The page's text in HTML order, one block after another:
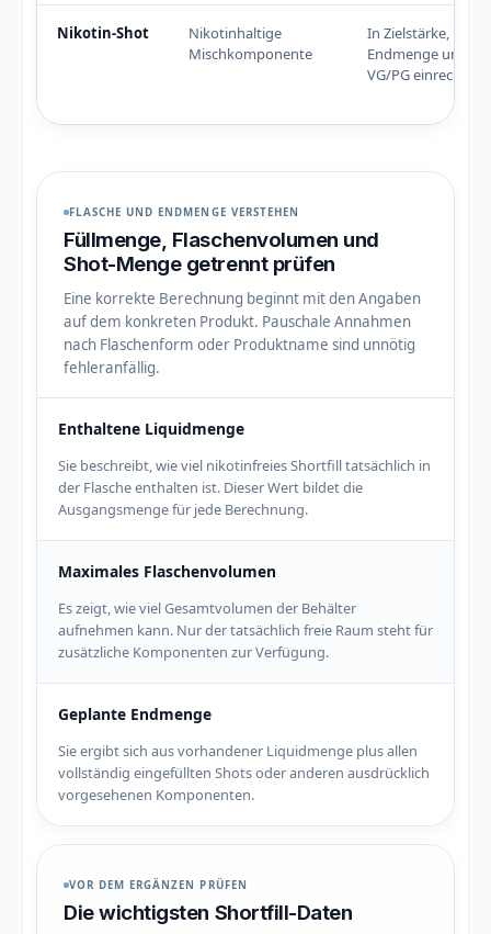
Nikotin-Shot
Nikotinhaltige
Mischkomponente
In Zielstärke,
Endmenge und
VG/PG einrechnen
FLASCHE UND ENDMENGE VERSTEHEN
Füllmenge, Flaschenvolumen und
Shot-Menge getrennt prüfen
Eine korrekte Berechnung beginnt mit den Angaben
auf dem konkreten Produkt. Pauschale Annahmen
nach Flaschenform oder Produktname sind unnötig
fehleranfällig.
Enthaltene Liquidmenge
Sie beschreibt, wie viel nikotinfreies Shortfill tatsächlich in
der Flasche enthalten ist. Dieser Wert bildet die
Ausgangsmenge für jede Berechnung.
Maximales Flaschenvolumen
Es zeigt, wie viel Gesamtvolumen der Behälter
aufnehmen kann. Nur der tatsächlich freie Raum steht für
zusätzliche Komponenten zur Verfügung.
Geplante Endmenge
Sie ergibt sich aus vorhandener Liquidmenge plus allen
vollständig eingefüllten Shots oder anderen ausdrücklich
vorgesehenen Komponenten.
VOR DEM ERGÄNZEN PRÜFEN
Die wichtigsten Shortfill-Daten